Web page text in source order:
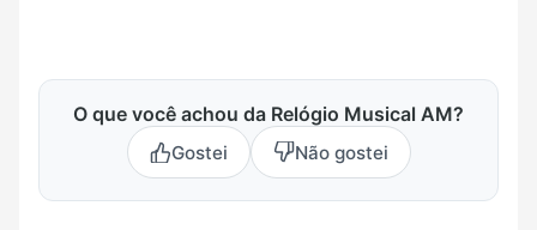
O que você achou da Relógio Musical AM?
Gostei Não gostei